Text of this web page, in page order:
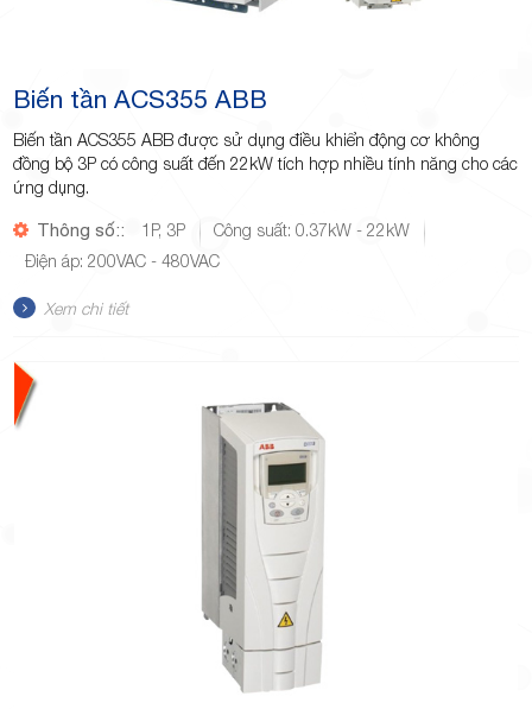
Biến tần ACS355 ABB
Biến tần ACS355 ABB được sử dụng điều khiển động cơ không
đồng bộ 3P có công suất đến 22kW tích hợp nhiều tính năng cho các
ứng dụng.
Thông số:: 1P, 3P
Công suất: 0.37kW - 22kW
Điện áp: 200VAC - 480VAC
Xem chi tiết